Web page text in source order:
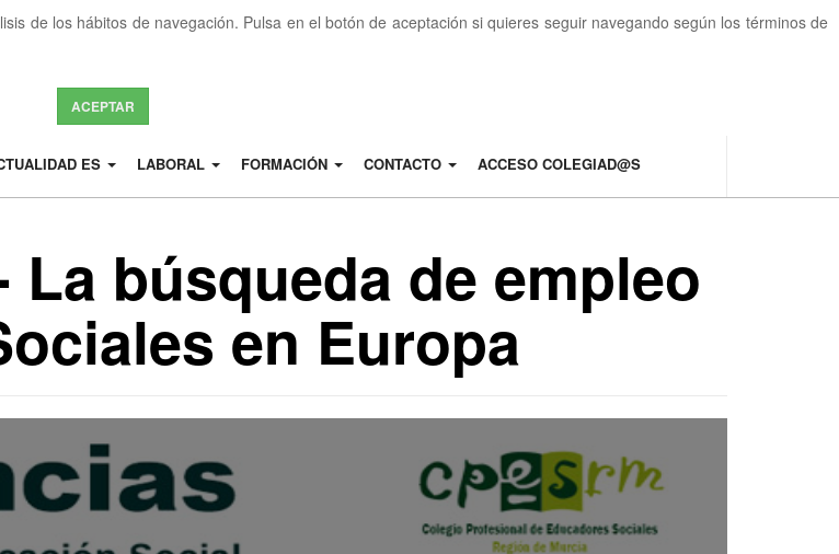
de los hábitos de navegación. Pulsa en el botón de aceptación si quieres seguir navegando según los términos de
ACEPTAR
ES LABORAL FORMACIÓN CONTACTO ACCESO COLEGIAD@S
búsqueda de empleo
en Europa